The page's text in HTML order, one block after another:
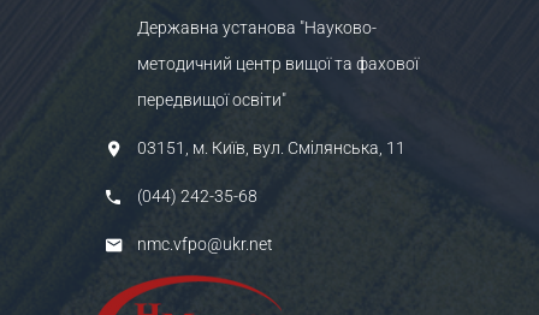
Державна установа "Науково-
методичний центр вищої та фахової
передвищої освіти"
03151, м. Київ, вул. Смілянська, 11
(044) 242-35-68
nmc.vfpo@ukr.net